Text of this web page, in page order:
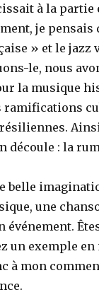
à la partie
je pensais
» et le jazz
le, nous
la musique
ramifications
découle : la
belle
une
événement.
un exemple
à mon